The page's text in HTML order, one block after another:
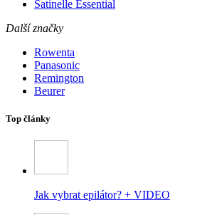
Satinelle Essential
Další značky
Rowenta
Panasonic
Remington
Beurer
Top články
Jak vybrat epilátor? + VIDEO